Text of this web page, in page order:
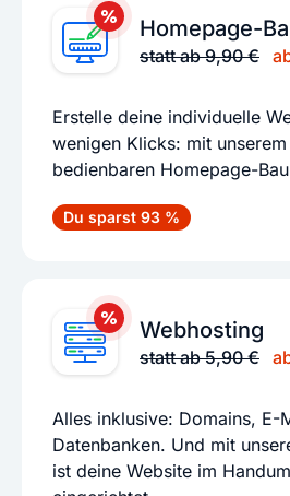
Homepage-
statt ab 9,90 €
Erstelle deine individuelle
wenigen Klicks: mit
bedienbaren Homepage-
Du sparst 93 %
Webhosting
statt ab 5,90 €
Alles inklusive: Domains, E-
Datenbanken. Und mit
ist deine Website im